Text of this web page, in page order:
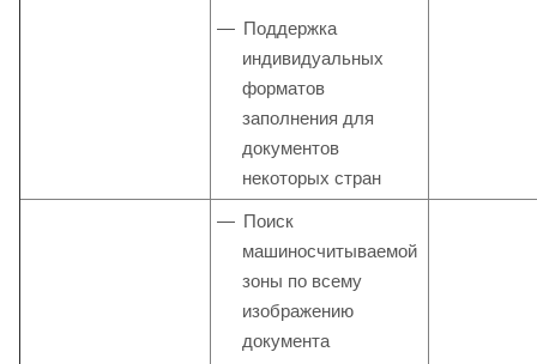
Поддержка
индивидуальных
форматов
заполнения для
документов
некоторых стран
Поиск
машиносчитываемой
зоны по всему
изображению
документа